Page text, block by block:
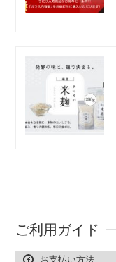
ご利用ガイド
お支払い方法